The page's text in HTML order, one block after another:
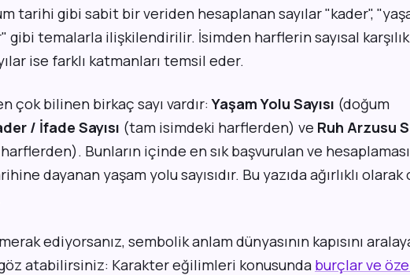
tarihi gibi sabit bir veriden hesaplanan sayılar "kader",
gibi temalarla ilişkilendirilir. İsimden harflerin sayısal
ise farklı katmanları temsil eder.
çok bilinen birkaç sayı vardır:Yaşam Yolu Sayısı (doğum
/ İfade Sayısı (tam isimdeki harflerden) ve Ruh Arzusu
Bunların içinde en sık başvurulan ve
dayanan yaşam yolu sayısıdır. Bu yazıda ağırlıklı olarak
ediyorsanız, sembolik anlam dünyasının kapısını
atabilirsiniz: Karakter eğilimleri konusunda burçlar ve